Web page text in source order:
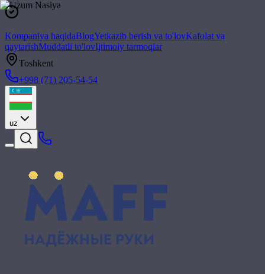
Kompaniya haqidaBlogYetkazib berish va to'lovKafolat va
qaytarishMuddatli to'lovIjtimoiy tarmoqlar
Toshkent
+998 (71) 205-54-54
uz